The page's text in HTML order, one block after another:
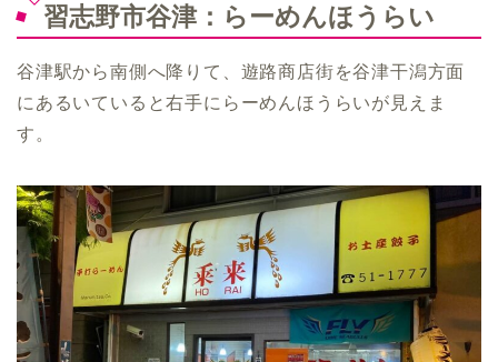
習志野市谷津：らーめんほうらい
谷津駅から南側へ降りて、遊路商店街を谷津干潟方面
にあるいていると右手にらーめんほうらいが見えま
す。